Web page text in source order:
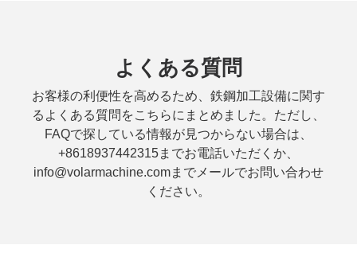
よくある質問
お客様の利便性を高めるため、鉄鋼加工設備に関す
るよくある質問をこちらにまとめました。ただし、
FAQで探している情報が見つからない場合は、
+8618937442315までお電話いただくか、
info@volarmachine.comまでメールでお問い合わせ
ください。